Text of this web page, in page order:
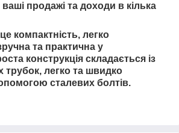
продажі та доходи в кілька
компактність, легко
та практична у
конструкція складається із
трубок, легко та швидко
сталевих болтів.